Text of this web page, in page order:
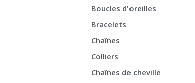
Boucles d'oreilles
Bracelets
Chaînes
Colliers
Chaînes de cheville